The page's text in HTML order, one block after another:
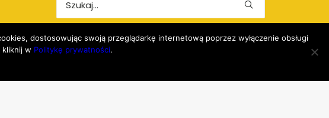
dostosowując swoją przeglądarkę internetową poprzez wyłączenie obsługi
w Politykę prywatności.